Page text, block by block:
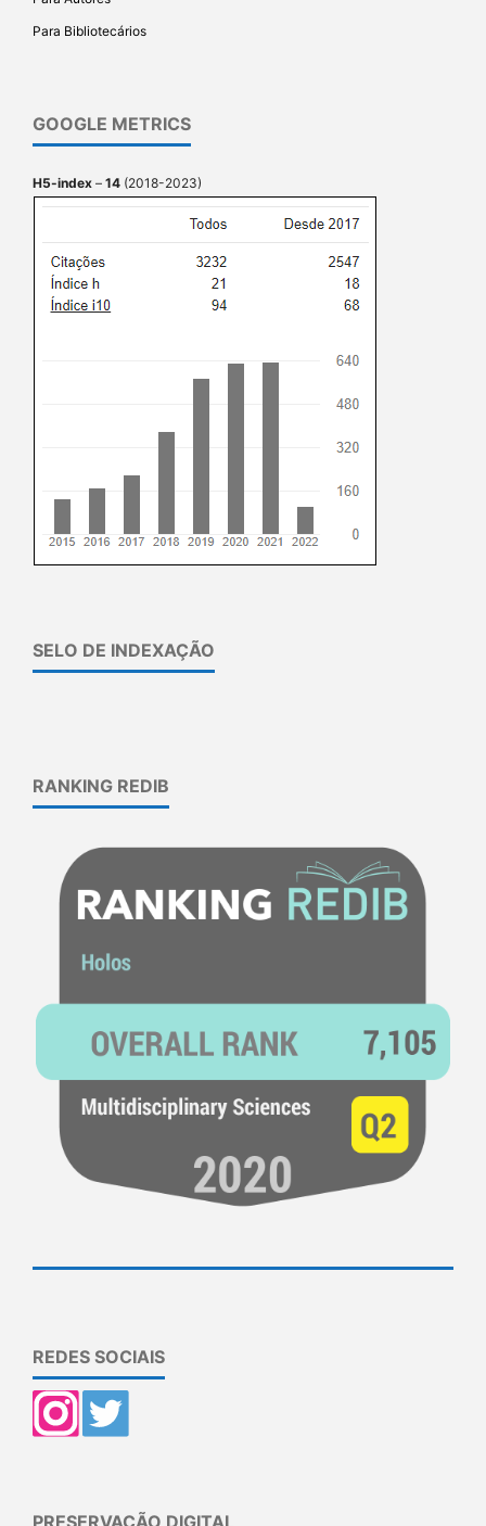
Para Bibliotecários
GOOGLE METRICS
H5-index – 14 (2018-2023)
SELO DE INDEXAÇÃO
RANKING REDIB
REDES SOCIAIS